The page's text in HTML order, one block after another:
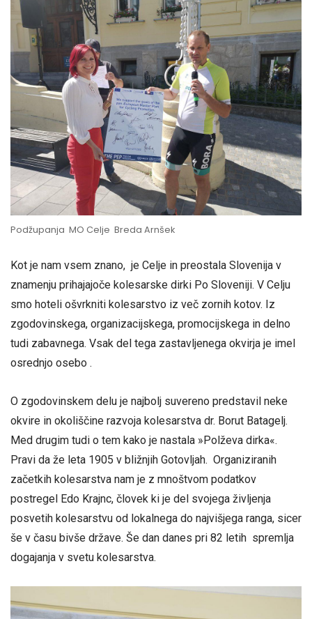
Podžupanja MO Celje Breda Arnšek
Kot je nam vsem znano, je Celje in preostala Slovenija v
znamenju prihajajoče kolesarske dirki Po Sloveniji. V Celju
smo hoteli ošvrkniti kolesarstvo iz več zornih kotov. Iz
zgodovinskega, organizacijskega, promocijskega in delno
tudi zabavnega. Vsak del tega zastavljenega okvirja je imel
osrednjo osebo .
O zgodovinskem delu je najbolj suvereno predstavil neke
okvire in okoliščine razvoja kolesarstva dr. Borut Batagelj.
Med drugim tudi o tem kako je nastala »Polževa dirka«.
Pravi da že leta 1905 v bližnjih Gotovljah. Organiziranih
začetkih kolesarstva nam je z mnoštvom podatkov
postregel Edo Krajnc, človek ki je del svojega življenja
posvetih kolesarstvu od lokalnega do najvišjega ranga, sicer
še v času bivše države. Še dan danes pri 82 letih spremlja
dogajanja v svetu kolesarstva.